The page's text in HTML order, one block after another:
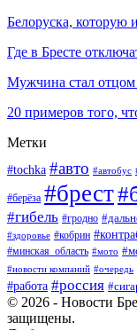
Белоруска, которую
Где в Бресте
Мужчина стал отцом
20 примеров того,
Метки
#tochka #авто #автобус
#берёза #брест
#гибель #гродно
#здоровье #кобрин
#минская_область #мото
#новости компаний #очередь
#работа #россия
© 2026 - Новости
защищены.